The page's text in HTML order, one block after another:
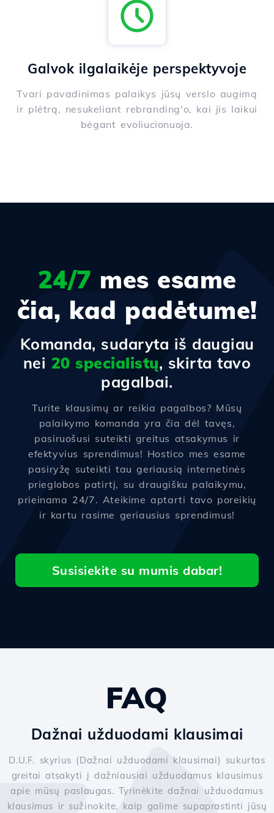
Galvok ilgalaikėje perspektyvoje
Tvari pavadinimas palaikys jūsų verslo augimą
ir plėtrą, nesukeliant rebranding'o, kai jis laikui
bėgant evoliucionuoja.
24/7 mes esame
čia, kad padėtume!
Komanda, sudaryta iš daugiau
nei 20 specialistų, skirta tavo
pagalbai.
Turite klausimų ar reikia pagalbos? Mūsų
palaikymo komanda yra čia dėl tavęs,
pasiruošusi suteikti greitus atsakymus ir
efektyvius sprendimus! Hostico mes esame
pasiryžę suteikti tau geriausią internetinės
prieglobos patirtį, su draugišku palaikymu,
prieinama 24/7. Ateikime aptarti tavo poreikių
ir kartu rasime geriausius sprendimus!
Susisiekite su mumis dabar!
FAQ
Dažnai užduodami klausimai
D.U.F. skyrius (Dažnai užduodami klausimai) sukurtas
greitai atsakyti į dažniausiai užduodamus klausimus
apie mūsų paslaugas. Tyrinėkite dažnai užduodamus
klausimus ir sužinokite, kaip galime supaprastinti jūsų